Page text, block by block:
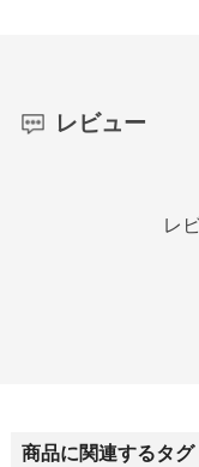
レビュー
レ
商品に関連するタグ